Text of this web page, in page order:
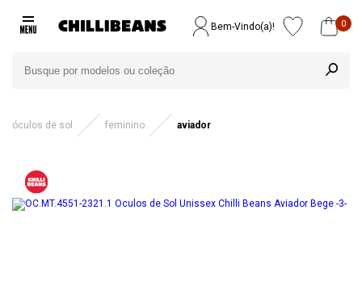
Bem-Vindo(a)! 0
óculos de sol feminino aviador